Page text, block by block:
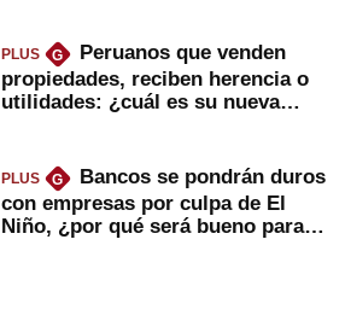
PLUS G
Peruanos que venden
propiedades, reciben herencia o
utilidades: ¿cuál es su nueva
PLUS G
Bancos se pondrán duros
con empresas por culpa de El
Niño, ¿por qué será bueno para